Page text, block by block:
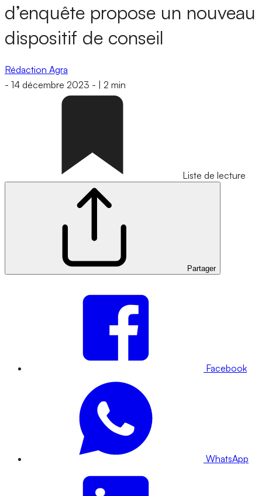
d’enquête propose un nouveau
dispositif de conseil
Rédaction Agra
- 14 décembre 2023 - 2 min
Liste de lecture
Partager
Facebook
WhatsApp